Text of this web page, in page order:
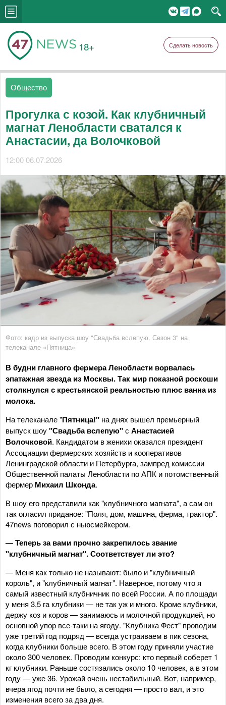
18+ Сделать новость
Общество
Прогулка с козой. Как клубничный
магнат Ленобласти сватался к
Анастасии, да Волочковой
12:00 06.07.2026
Фото: кадр из выпуска шоу "Свадьба вслепую. Сезон 3" на
телеканале «Пятница»
В будни главного фермера Ленобласти ворвалась
эпатажная звезда из Москвы. Так мир показной роскоши
столкнулся с крестьянской реальностью плюс ванна из
молока.
На телеканале "Пятница!" на днях вышел премьерный
выпуск шоу"Свадьба вслепую"с Анастасией
Волочковой. Кандидатом в женихи оказался президент
Ассоциации фермерских хозяйств и кооперативов
Ленинградской области и Петербурга, зампред комиссии
Общественной палаты Ленобласти по АПК и потомственный
фермер Михаил Шконда.
В шоу его представили как "клубничного магната", а сам он
так огласил приданое: "Поля, дом, машина, ферма, трактор".
47news поговорил с ньюсмейкером.
— Теперь за вами прочно закрепилось звание
"клубничный магнат". Соответствует ли это?
— Меня как только не называют: было и "клубничный
король", и "клубничный магнат". Наверное, потому что я
самый известный клубничник по всей России. А по площади
у меня 3,5 га клубники — не так уж и много. Кроме клубники,
держу коз и коров — занимаюсь и молочной продукцией, но
основной упор все‑таки на ягоду. "Клубника Фест" проводим
уже третий год подряд — всегда устраиваем в пик сезона,
когда клубники больше всего. В этом году приняли участие
около 300 человек. Проводим конкурс: кто первый соберет 1
кг клубники. Раньше состязались около 10 человек, а в этом
году — уже 36. Урожай очень нестабильный. Вот, например,
вчера ягод почти не было, а сегодня — просто вал, и это
изменения всего за два дня.